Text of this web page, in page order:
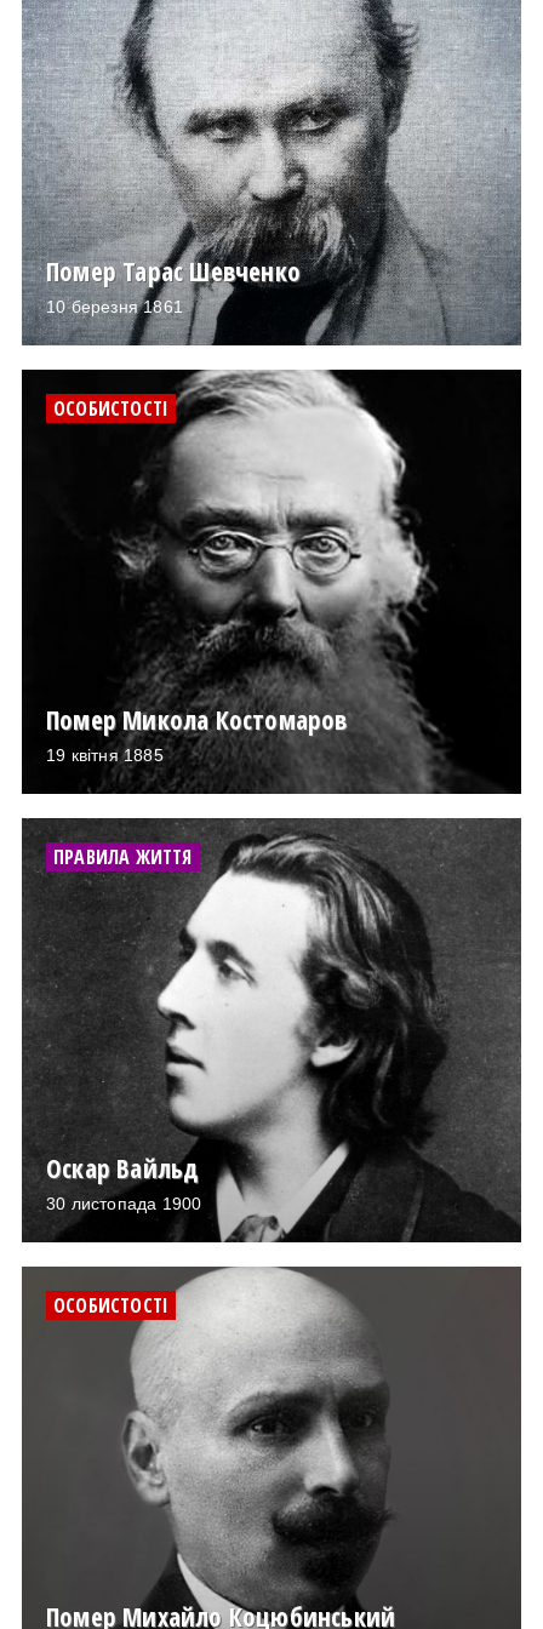
Помер Тарас Шевченко
10 березня 1861
ОСОБИСТОСТІ
Помер Микола Костомаров
19 квітня 1885
ПРАВИЛА ЖИТТЯ
Оскар Вайльд
30 листопада 1900
ОСОБИСТОСТІ
Помер Михайло Коцюбинський